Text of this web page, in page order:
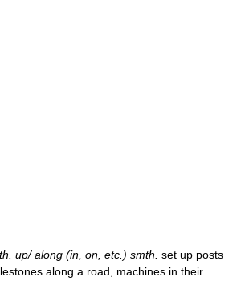
up/ along (in, on, etc.) smth. set up posts
along a road, machines in their